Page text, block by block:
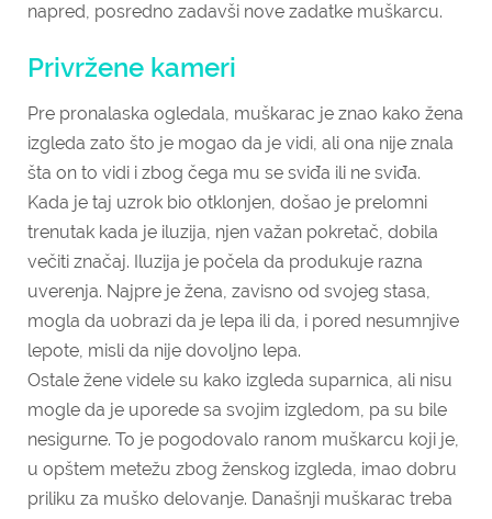
napred, posredno zadavši nove zadatke muškarcu.
Privržene kameri
Pre pronalaska ogledala, muškarac je znao kako žena
izgleda zato što je mogao da je vidi, ali ona nije znala
šta on to vidi i zbog čega mu se sviđa ili ne sviđa.
Kada je taj uzrok bio otklonjen, došao je prelomni
trenutak kada je iluzija, njen važan pokretač, dobila
večiti značaj. Iluzija je počela da produkuje razna
uverenja. Najpre je žena, zavisno od svojeg stasa,
mogla da uobrazi da je lepa ili da, i pored nesumnjive
lepote, misli da nije dovoljno lepa.
Ostale žene videle su kako izgleda suparnica, ali nisu
mogle da je uporede sa svojim izgledom, pa su bile
nesigurne. To je pogodovalo ranom muškarcu koji je,
u opštem metežu zbog ženskog izgleda, imao dobru
priliku za muško delovanje. Današnji muškarac treba